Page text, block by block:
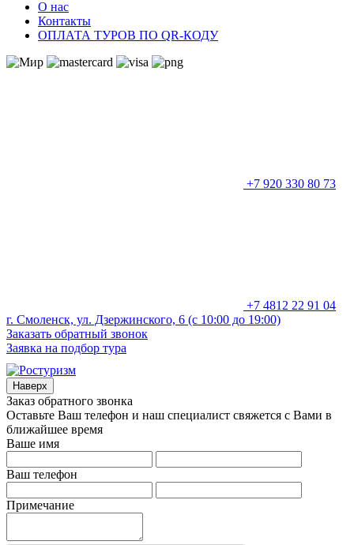
О нас
Контакты
ОПЛАТА ТУРОВ ПО QR-КОДУ
+7 920 330 80 73
+7 4812 22 91 04
г. Смоленск, ул. Дзержинского, 6 (с 10:00 до 19:00)
Заказать обратный звонок
Заявка на подбор тура
Наверх
Заказ обратного звонка
Оставьте Ваш телефон и наш специалист свяжется с Вами в
ближайшее время
Ваше имя
Ваш телефон
Примечание